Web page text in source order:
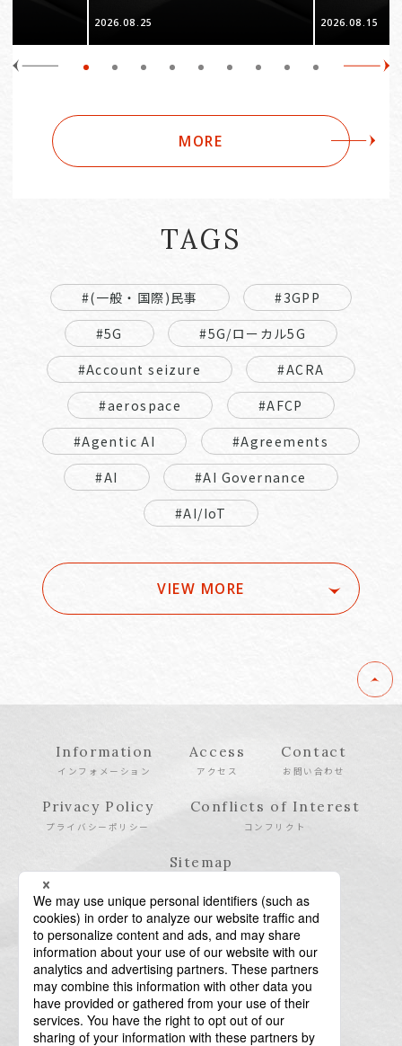
2026.08.25 2026.08.15
MORE
TAGS
#(一般・国際)民事
#3GPP
#5G
#5G/ローカル5G
#Account seizure
#ACRA
#aerospace
#AFCP
#Agentic AI
#Agreements
#AI
#AI Governance
#AI/IoT
VIEW MORE
Information
インフォメーション
Access
アクセス
Contact
お問い合わせ
Privacy Policy
プライバシーポリシー
Conflicts of Interest
コンフリクト
Sitemap